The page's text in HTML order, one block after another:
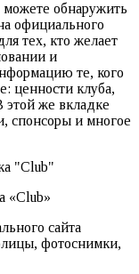
обнаружить
официального
тех, кто желает
и
те, кого
ценности клуба,
этой же вкладке
спонсоры и многое
«Club»
сайта
фотоснимки,